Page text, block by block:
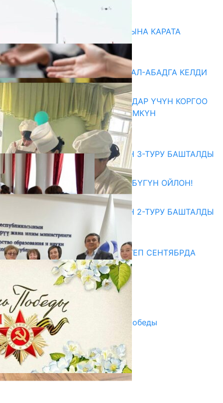
Акыркы жаңылыктар
НАРЫНДА ЖАҢЫ ОКУУ ЖЫЛЫНА КАРАТА
ДАЯРДЫКТАР ТАЛКУУЛАНДЫ
07.08.2026
«БИРИМДИК КЕРБЕНИ» ЖАЛАЛ-АБАДГА КЕЛДИ
07.08.2026
КОРРУПЦИЯНЫ КАБАРЛАГАНДАР ҮЧҮН КОРГОО
ЧАРАЛАРЫ КҮЧӨТҮЛҮШҮ МҮМКҮН
07.08.2026
Абитуриент
ЖОЖДОРГО КАБЫЛ АЛУУНУН 3-ТУРУ БАШТАЛДЫ
27.07.2026
ӨЗҮҢДҮН КЕЛЕЧЕГИҢ ҮЧҮН БҮГҮН ОЙЛОН!
20.07.2026
ЖОЖДОРГО КАБЫЛ АЛУУНУН 2-ТУРУ БАШТАЛДЫ
20.07.2026
Медиа
СУЗАКТА 750 ОРУНДУУ МЕКТЕП СЕНТЯБРДА
ПАЙДАЛАНУУГА БЕРИЛЕТ
07.08.2025
Улуу Жеңиштин жандуу сөзү
29.04.2025
Награды в преддверии Дня Победы
29.04.2025